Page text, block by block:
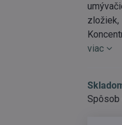
zložiek,
viac